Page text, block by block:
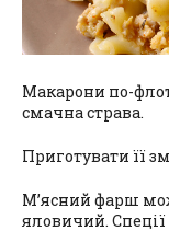
Макарони по-
смачна страва.
Приготувати її
М’ясний фарш
яловичий. Спеції